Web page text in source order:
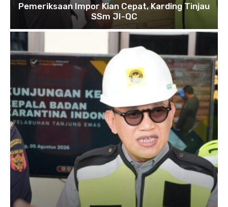
Pemeriksaan Impor Kian Cepat, Karding Tinjau
SSm JI-QC